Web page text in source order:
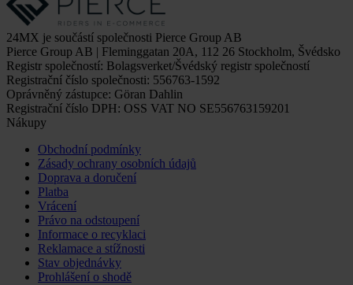
24MX je součástí společnosti Pierce Group AB
Pierce Group AB | Fleminggatan 20A, 112 26 Stockholm, Švédsko
Registr společností: Bolagsverket/Švédský registr společností
Registrační číslo společnosti: 556763-1592
Oprávněný zástupce: Göran Dahlin
Registrační číslo DPH: OSS VAT NO SE556763159201
Nákupy
Obchodní podmínky
Zásady ochrany osobních údajů
Doprava a doručení
Platba
Vrácení
Právo na odstoupení
Informace o recyklaci
Reklamace a stížnosti
Stav objednávky
Prohlášení o shodě